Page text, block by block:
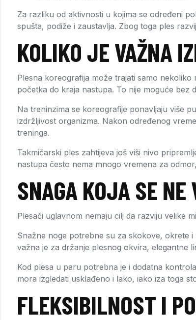
Za razliku od aktivnosti u kojima se određeni
spušta, podiže i zaustavlja. Zbog toga ples
KOLIKO JE VAŽNA
Plesna koreografija može trajati samo
početka do kraja nastupa. To nije moguće bez
Na treninzima se koreografije ponavljaju više
izdržljivost organizma. Nakon određenog
treninga.
Takmičarski ples zahtijeva još viši nivo
nastupa često nema mnogo vremena za
SNAGA KOJA SE NE
Plesači uglavnom nemaju cilj da razviju velike
Snažne noge potrebne su za skokove, okrete
važna je za držanje plesnog okvira, elegantne
Kod plesa u paru potrebna je i dodatna
mora izgledati usklađeno i lako, iako iza toga
FLEKSIBILNOST I